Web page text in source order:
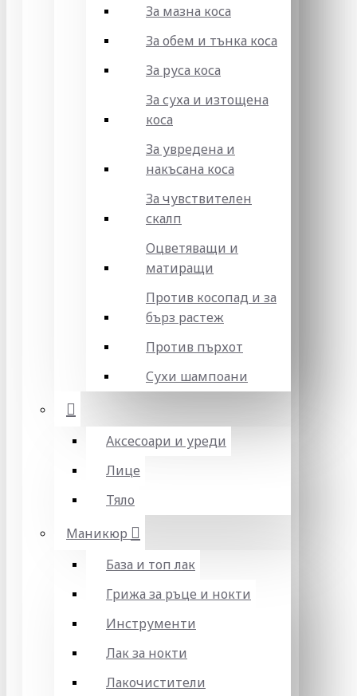
За мазна коса
За обем и тънка коса
За руса коса
За суха и изтощена
коса
За увредена и
накъсана коса
За чувствителен
скалп
Оцветяващи и
матиращи
Против косопад и за
бърз растеж
Против пърхот
Сухи шампоани
Аксесоари и уреди
Лице
Тяло
Маникюр
База и топ лак
Грижа за ръце и нокти
Инструменти
Лак за нокти
Лакочистители